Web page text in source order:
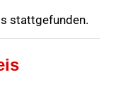
stattgefunden.